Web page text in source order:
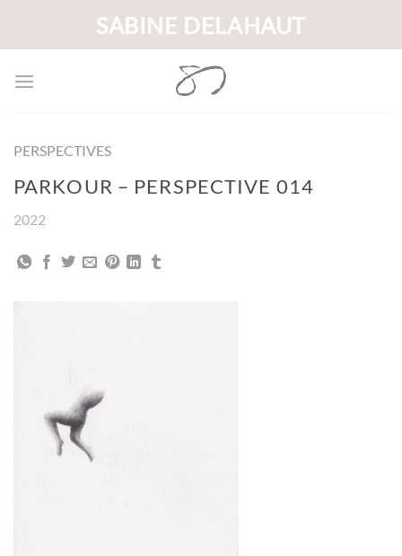
contenu
SABINE DELAHAUT
PERSPECTIVES
PARKOUR – PERSPECTIVE 014
2022